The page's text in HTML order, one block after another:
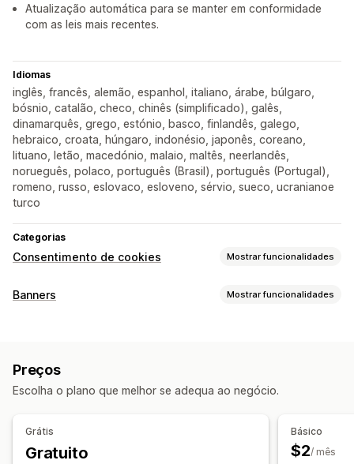
Atualização automática para se manter em conformidade
com as leis mais recentes.
Idiomas
inglês, francês, alemão, espanhol, italiano, árabe, búlgaro,
bósnio, catalão, checo, chinês (simplificado), galês,
dinamarquês, grego, estónio, basco, finlandês, galego,
hebraico, croata, húngaro, indonésio, japonês, coreano,
lituano, letão, macedónio, malaio, maltês, neerlandês,
norueguês, polaco, português (Brasil), português (Portugal),
romeno, russo, eslovaco, esloveno, sérvio, sueco, ucranianoe
turco
Categorias
Consentimento de cookies Mostrar funcionalidades
Opções de apresentação
Conformidade com a privacidade
Gestão de dados
Regulamento
Banners Mostrar funcionalidades
Notificação
Geodirecionamento
Preços
Escolha o plano que melhor se adequa ao negócio.
Grátis
Gratuito
Básico
$2/ mês